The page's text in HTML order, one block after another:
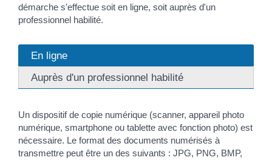
démarche s'effectue soit en ligne, soit auprès d'un
professionnel habilité.
En ligne
Auprès d'un professionnel habilité
Un dispositif de copie numérique (scanner, appareil photo
numérique, smartphone ou tablette avec fonction photo) est
nécessaire. Le format des documents numérisés à
transmettre peut être un des suivants : JPG, PNG, BMP,